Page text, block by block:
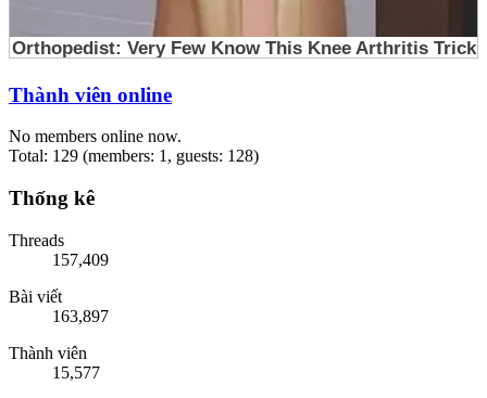
Thành viên online
No members online now.
Total: 129 (members: 1, guests: 128)
Thống kê
Threads
157,409
Bài viết
163,897
Thành viên
15,577